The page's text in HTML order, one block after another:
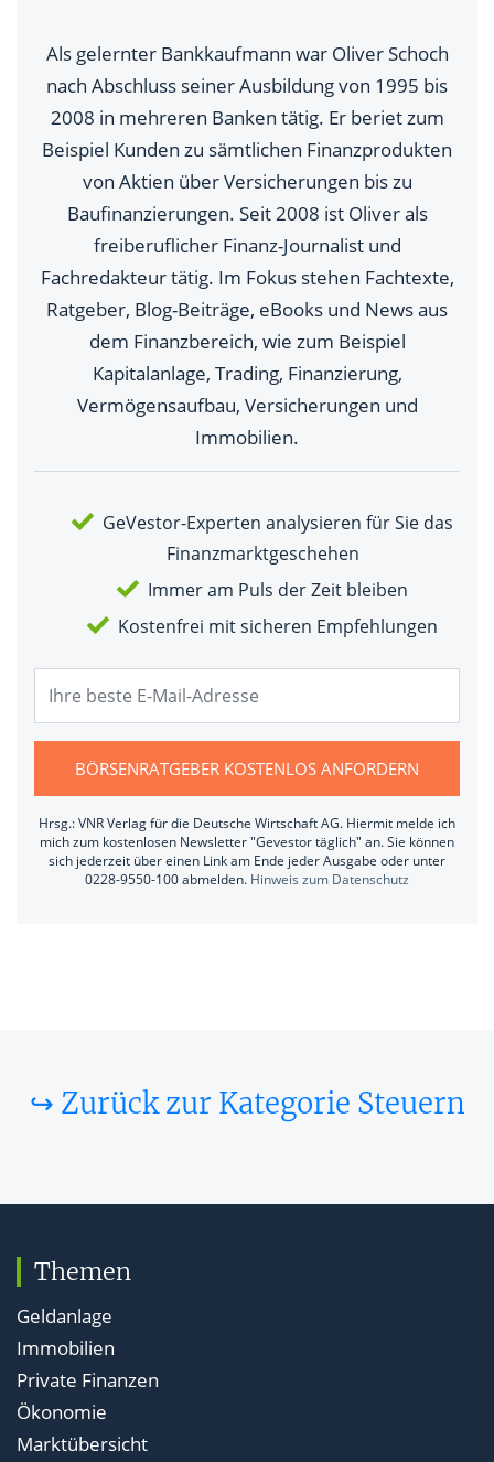
Als gelernter Bankkaufmann war Oliver Schoch
nach Abschluss seiner Ausbildung von 1995 bis
2008 in mehreren Banken tätig. Er beriet zum
Beispiel Kunden zu sämtlichen Finanzprodukten
von Aktien über Versicherungen bis zu
Baufinanzierungen. Seit 2008 ist Oliver als
freiberuflicher Finanz-Journalist und
Fachredakteur tätig. Im Fokus stehen Fachtexte,
Ratgeber, Blog-Beiträge, eBooks und News aus
dem Finanzbereich, wie zum Beispiel
Kapitalanlage, Trading, Finanzierung,
Vermögensaufbau, Versicherungen und
Immobilien.
GeVestor-Experten analysieren für Sie das
Finanzmarktgeschehen
Immer am Puls der Zeit bleiben
Kostenfrei mit sicheren Empfehlungen
BÖRSENRATGEBER KOSTENLOS ANFORDERN
Hrsg.: VNR Verlag für die Deutsche Wirtschaft AG. Hiermit melde ich
mich zum kostenlosen Newsletter "Gevestor täglich" an. Sie können
sich jederzeit über einen Link am Ende jeder Ausgabe oder unter
0228-9550-100 abmelden. Hinweis zum Datenschutz
↪ Zurück zur Kategorie Steuern
Themen
Geldanlage
Immobilien
Private Finanzen
Ökonomie
Marktübersicht